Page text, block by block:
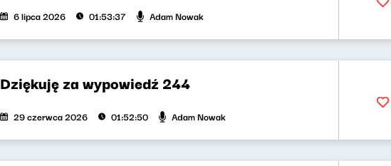
6 lipca 2026 01:53:37 Adam Nowak
Dziękuję za wypowiedź 244
29 czerwca 2026 01:52:50 Adam Nowak